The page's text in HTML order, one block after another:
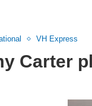
VH Express
Carter